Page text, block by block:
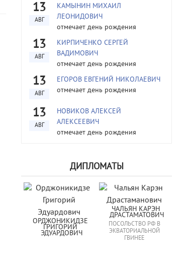
13
АВГ
КАМЫНИН МИХАИЛ
ЛЕОНИДОВИЧ
отмечает день рождения
13
АВГ
КИРПИЧЕНКО СЕРГЕЙ
ВАДИМОВИЧ
отмечает день рождения
13
АВГ
ЕГОРОВ ЕВГЕНИЙ НИКОЛАЕВИЧ
отмечает день рождения
13
АВГ
НОВИКОВ АЛЕКСЕЙ
АЛЕКСЕЕВИЧ
отмечает день рождения
ДИПЛОМАТЫ
ОРДЖОНИКИДЗЕ
ГРИГОРИЙ
ЭДУАРДОВИЧ
ЧАЛЬЯН КАРЭН
ДРАСТАМАТОВИЧ
ПОСОЛЬСТВО РФ В
ЭКВАТОРИАЛЬНОЙ
ГВИНЕЕ